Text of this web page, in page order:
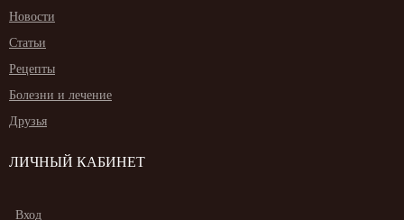
Новости
Статьи
Рецепты
Болезни и лечение
Друзья
ЛИЧНЫЙ КАБИНЕТ
Вход